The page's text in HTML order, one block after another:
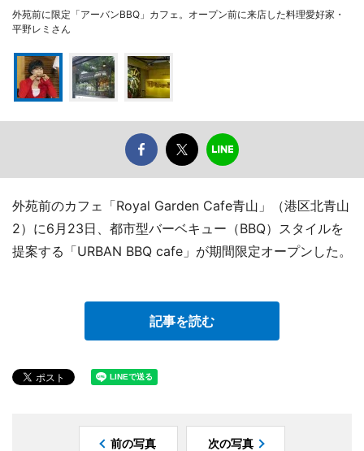
外苑前に限定「アーバンBBQ」カフェ。オープン前に来店した料理愛好家・
平野レミさん
外苑前のカフェ「Royal Garden Cafe青山」（港区北青山
2）に6月23日、都市型バーベキュー（BBQ）スタイルを
提案する「URBAN BBQ cafe」が期間限定オープンした。
記事を読む
前の写真 次の写真